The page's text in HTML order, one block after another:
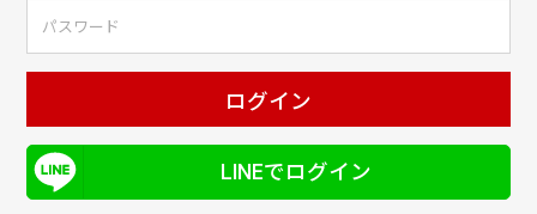
ログイン
LINEでログイン